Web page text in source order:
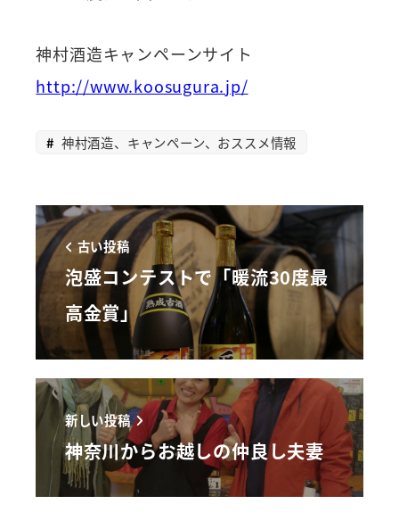
神村酒造キャンペーンサイト
http://www.koosugura.jp/
神村酒造、キャンペーン、おススメ情報
古い投稿
泡盛コンテストで「暖流30度最
高金賞」
新しい投稿
神奈川からお越しの仲良し夫妻